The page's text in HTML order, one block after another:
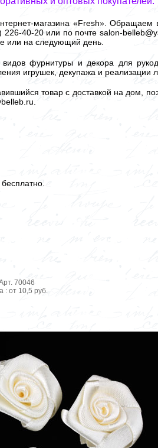
магазина «Fresh».
40-20 или по почте salon-
или на следующий день.
фурнитуры и декора для
игрушек, декупажа и реализации
товар с доставкой на дом,
70046
: от 10,5 руб.